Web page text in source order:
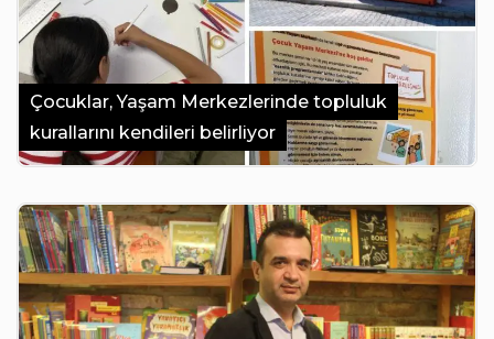
Çocuklar, Yaşam Merkezlerinde topluluk
kurallarını kendileri belirliyor